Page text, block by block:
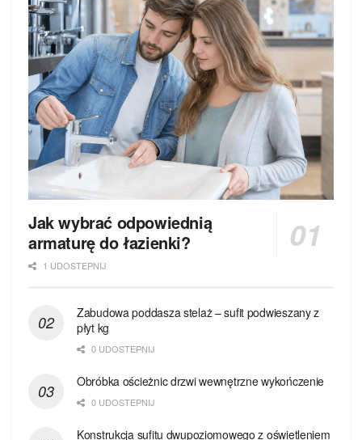
Jak wybrać odpowiednią
armaturę do łazienki?
1 UDOSTEPNIJ
Zabudowa poddasza stelaż – sufit podwieszany z
płyt kg
0 UDOSTEPNIJ
Obróbka ościeżnic drzwi wewnętrzne wykończenie
0 UDOSTEPNIJ
Konstrukcja sufitu dwupoziomowego z oświetleniem